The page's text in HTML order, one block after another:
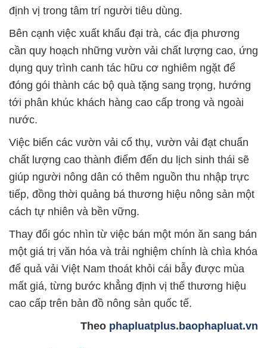
định vị trong tâm trí người tiêu dùng.
Bên cạnh việc xuất khẩu đại trà, các địa phương
cần quy hoạch những vườn vải chất lượng cao, ứng
dụng quy trình canh tác hữu cơ nghiêm ngặt để
đóng gói thành các bộ quà tặng sang trọng, hướng
tới phân khúc khách hàng cao cấp trong và ngoài
nước.
Việc biến các vườn vải cổ thụ, vườn vải đạt chuẩn
chất lượng cao thành điểm đến du lịch sinh thái sẽ
giúp người nông dân có thêm nguồn thu nhập trực
tiếp, đồng thời quảng bá thương hiệu nông sản một
cách tự nhiên và bền vững.
Thay đổi góc nhìn từ việc bán một món ăn sang bán
một giá trị văn hóa và trải nghiệm chính là chìa khóa
để quả vải Việt Nam thoát khỏi cái bẫy được mùa
mất giá, từng bước khẳng định vị thế thương hiệu
cao cấp trên bản đồ nông sản quốc tế.
Theo phapluatplus.baophapluat.vn